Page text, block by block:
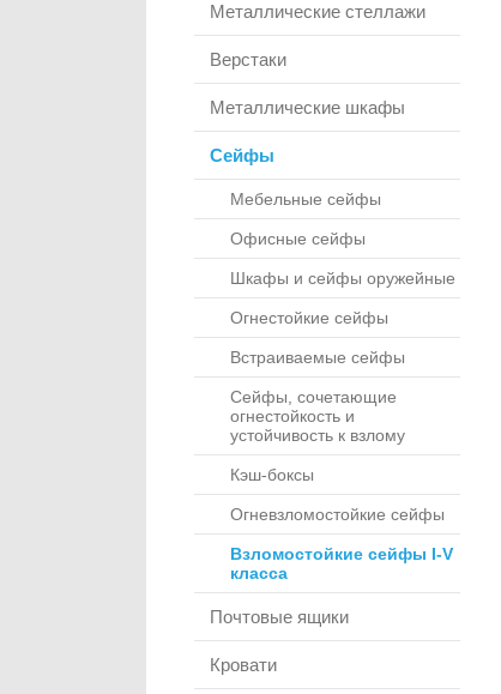
Металлические стеллажи
Верстаки
Металлические шкафы
Сейфы
Мебельные сейфы
Офисные сейфы
Шкафы и сейфы оружейные
Огнестойкие сейфы
Встраиваемые сейфы
Сейфы, сочетающие
огнестойкость и
устойчивость к взлому
Кэш-боксы
Огневзломостойкие сейфы
Взломостойкие сейфы I-V
класса
Почтовые ящики
Кровати